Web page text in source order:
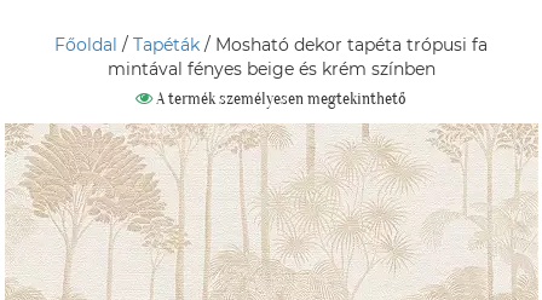
Főoldal / Tapéták / Mosható dekor tapéta trópusi fa
mintával fényes beige és krém színben
A termék személyesen megtekinthető